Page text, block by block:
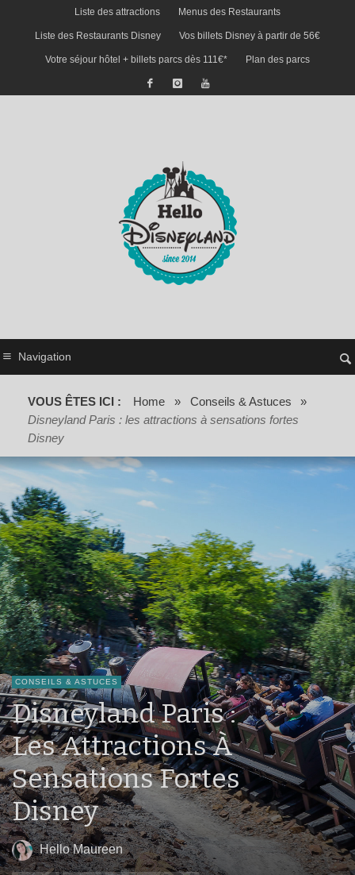
Liste des attractions Menus des Restaurants
Liste des Restaurants Disney Vos billets Disney à partir de 56€
Votre séjour hôtel + billets parcs dès 111€* Plan des parcs
Navigation
VOUS ÊTES ICI : Home » Conseils & Astuces
»
Disneyland Paris : les attractions à sensations fortes
Disney
CONSEILS & ASTUCES
Disneyland Paris :
Les Attractions À
Sensations Fortes
Disney
Hello Maureen